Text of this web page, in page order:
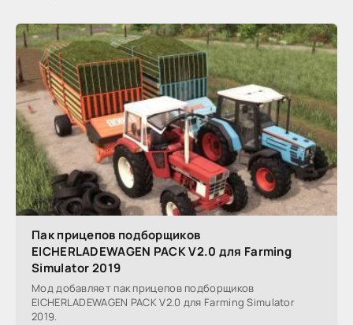
Пак прицепов подборщиков
EICHERLADEWAGEN PACK V2.0 для Farming
Simulator 2019
Мод добавляет пак прицепов подборщиков
EICHERLADEWAGEN PACK V2.0 для Farming Simulator
2019.